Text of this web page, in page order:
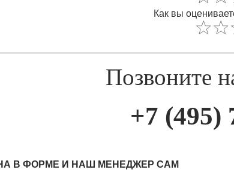
Как вы
Позвоните
+7 (495)
В ФОРМЕ И НАШ МЕНЕДЖЕР САМ